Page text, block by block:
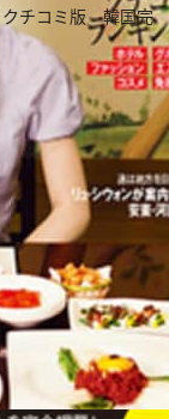
クチコミ版 韓国完